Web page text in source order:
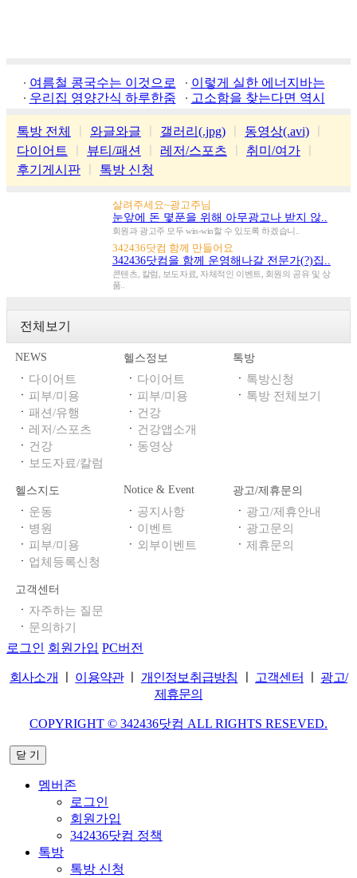
여름철 콩국수는 이것으로
이렇게 실한 에너지바는
처음
우리집 영양간식 하루한줌
고소함을 찾는다면 역시
가평잣
톡방 전체
와글와글 갤러리(.jpg) 동영상(.avi)
다이어트
뷰티/패션 레저/스포츠 취미/여가
후기게시판
톡방 신청
살려주세요~광고주님
눈앞에 돈 몇푼을 위해 아무광고나 받지 않..
회원과 광고주 모두 win-win할 수 있도록 하겠습니..
342436닷컴 함께 만들어요
342436닷컴을 함께 운영해나갈 전문가(?)집..
콘텐츠, 칼럼, 보도자료, 자체적인 이벤트, 회원의 공유 및 상
품..
전체보기
NEWS
ㆍ 다이어트
ㆍ 피부/미용
ㆍ 패션/유행
ㆍ 레저/스포츠
ㆍ 건강
ㆍ 보도자료/칼럼
헬스정보
ㆍ 다이어트
ㆍ 피부/미용
ㆍ 건강
ㆍ 건강앱소개
ㆍ 동영상
톡방
ㆍ 톡방신청
ㆍ 톡방 전체보기
헬스지도
ㆍ 운동
ㆍ 병원
ㆍ 피부/미용
ㆍ 업체등록신청
Notice & Event
ㆍ 공지사항
ㆍ 이벤트
ㆍ 외부이벤트
광고/제휴문의
ㆍ 광고/제휴안내
ㆍ 광고문의
ㆍ 제휴문의
고객센터
ㆍ 자주하는 질문
ㆍ 문의하기
로그인 회원가입 PC버전
회사소개 이용약관ㅣ 개인정보취급방침 고객센터
광고/
제휴문의
COPYRIGHT © 342436닷컴 ALL RIGHTS RESEVED.
닫 기
멤버존
로그인
회원가입
342436닷컴 정책
톡방
톡방 신청